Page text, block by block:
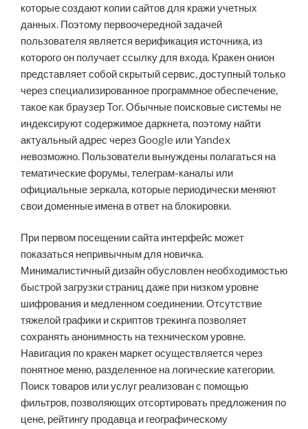
которые создают копии сайтов для кражи учетных
данных. Поэтому первоочередной задачей
пользователя является верификация источника, из
которого он получает ссылку для входа. Кракен онион
представляет собой скрытый сервис, доступный только
через специализированное программное обеспечение,
такое как браузер Tor. Обычные поисковые системы не
индексируют содержимое даркнета, поэтому найти
актуальный адрес через Google или Yandex
невозможно. Пользователи вынуждены полагаться на
тематические форумы, телеграм-каналы или
официальные зеркала, которые периодически меняют
свои доменные имена в ответ на блокировки.
При первом посещении сайта интерфейс может
показаться непривычным для новичка.
Минималистичный дизайн обусловлен необходимостью
быстрой загрузки страниц даже при низком уровне
шифрования и медленном соединении. Отсутствие
тяжелой графики и скриптов трекинга позволяет
сохранять анонимность на техническом уровне.
Навигация по кракен маркет осуществляется через
понятное меню, разделенное на логические категории.
Поиск товаров или услуг реализован с помощью
фильтров, позволяющих отсортировать предложения по
цене, рейтингу продавца и географическому